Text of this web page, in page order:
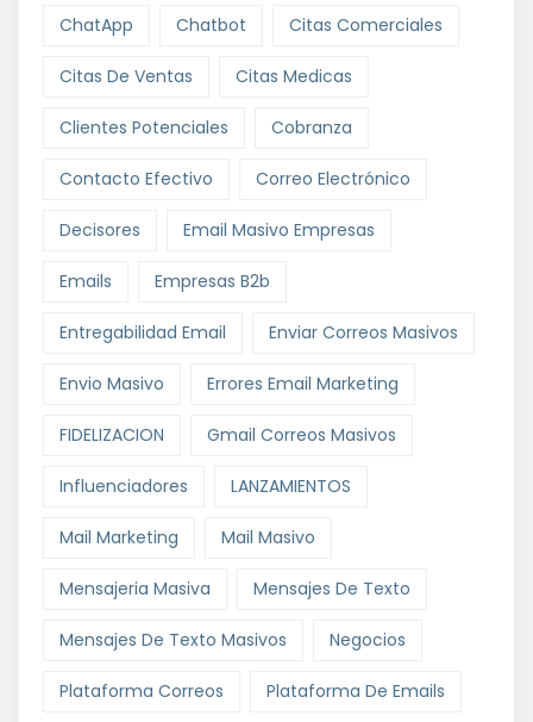
ChatApp Chatbot Citas Comerciales
Citas De Ventas Citas Medicas
Clientes Potenciales Cobranza
Contacto Efectivo Correo Electrónico
Decisores Email Masivo Empresas
Emails Empresas B2b
Entregabilidad Email Enviar Correos Masivos
Envio Masivo Errores Email Marketing
FIDELIZACION Gmail Correos Masivos
Influenciadores LANZAMIENTOS
Mail Marketing Mail Masivo
Mensajeria Masiva Mensajes De Texto
Mensajes De Texto Masivos Negocios
Plataforma Correos Plataforma De Emails